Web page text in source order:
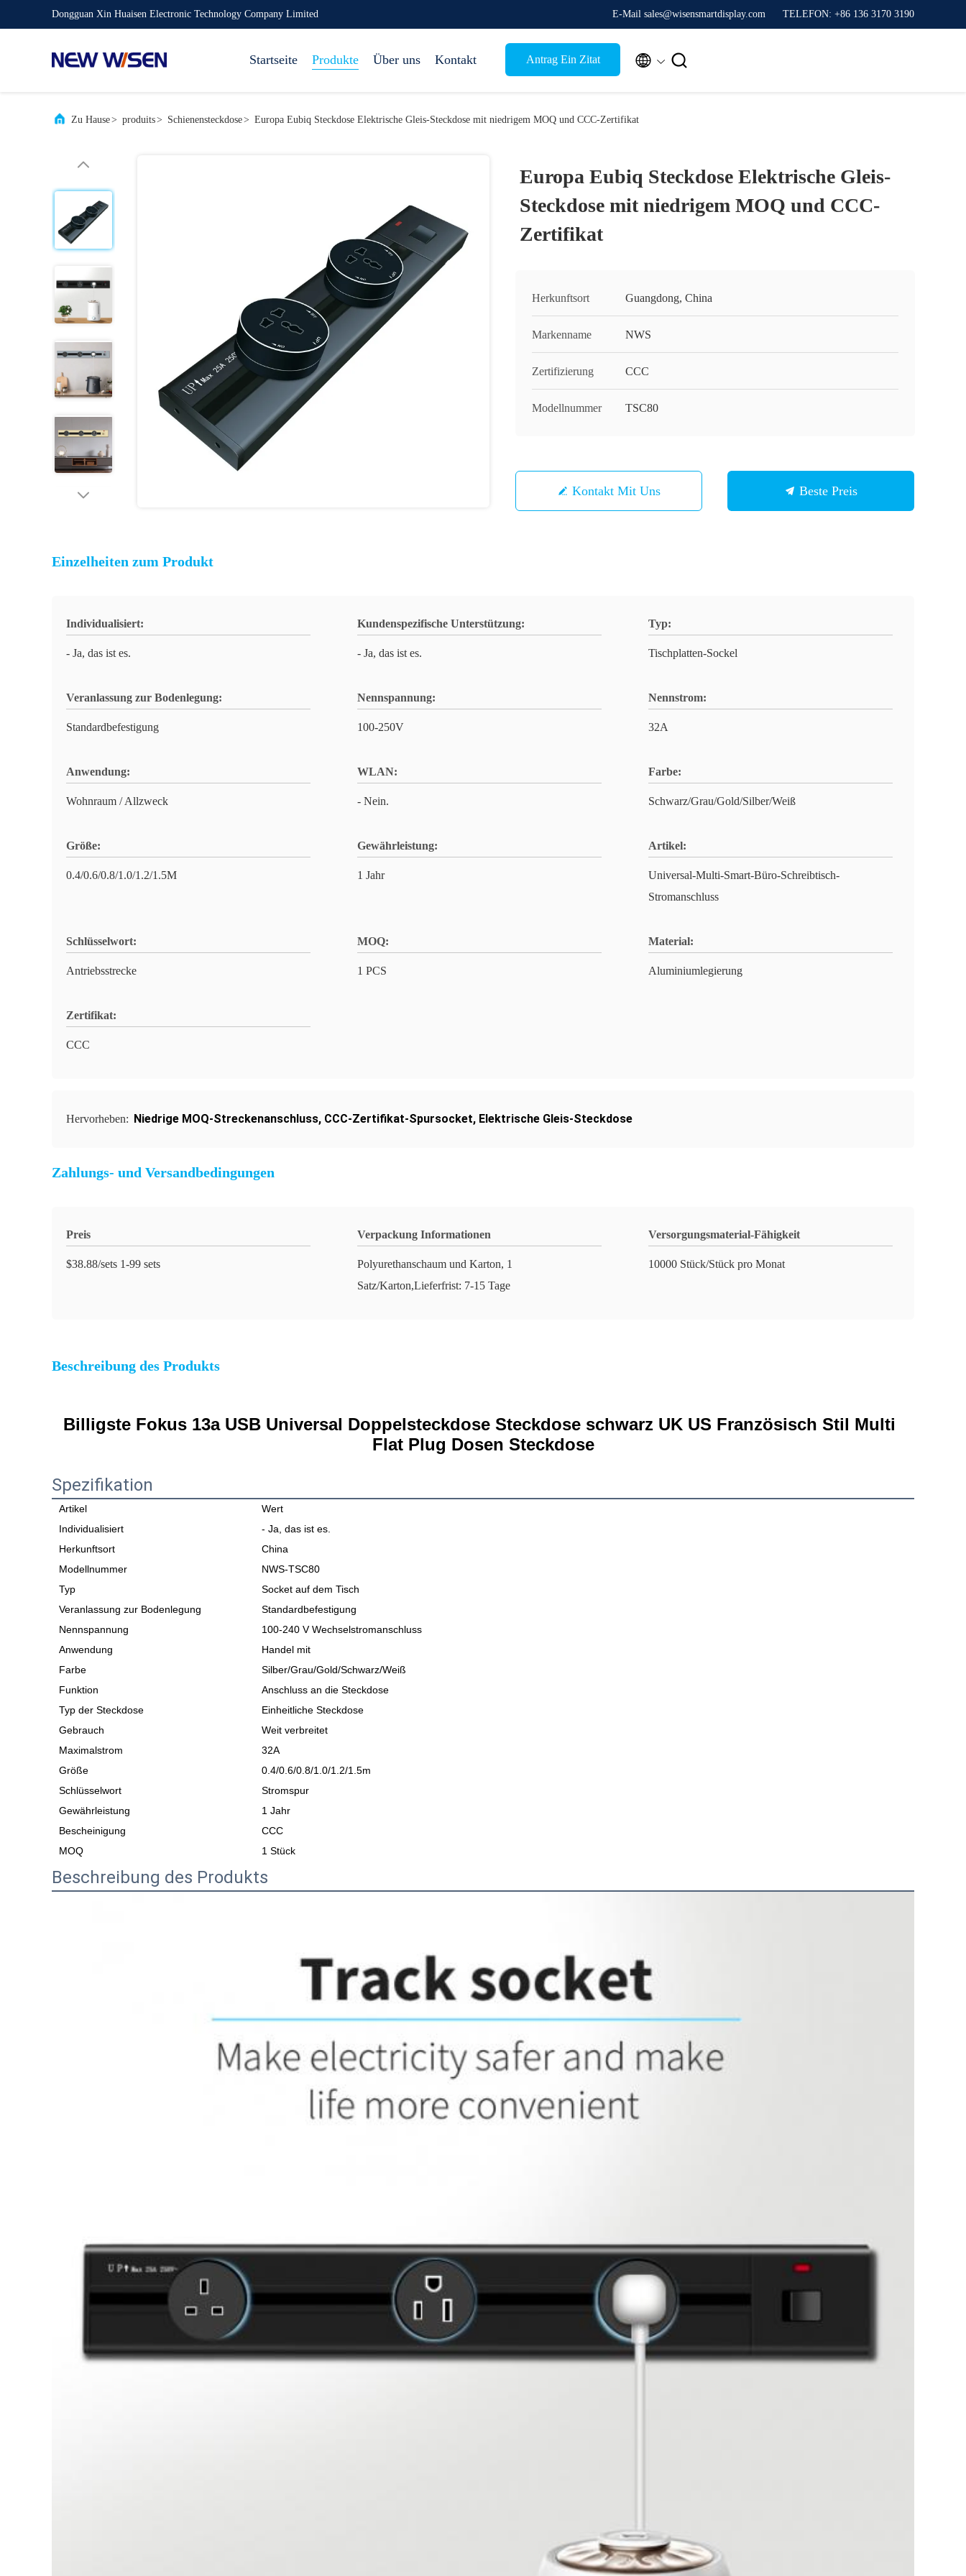
Dongguan Xin Huaisen Electronic Technology Company Limited E-Mail sales@wisensmartdisplay.com TELEFON: +86 136 3170 3190
Startseite Produkte Über uns Kontakt Antrag Ein Zitat  
Zu Hause> produits> Schienensteckdose> Europa Eubiq Steckdose Elektrische Gleis-Steckdose mit niedrigem MOQ und CCC-Zertifikat
Europa Eubiq Steckdose Elektrische Gleis-
Steckdose mit niedrigem MOQ und CCC-
Zertifikat
Herkunftsort Guangdong, China
Markenname NWS
Zertifizierung CCC
Modellnummer TSC80
Kontakt Mit Uns Beste Preis
Einzelheiten zum Produkt
Individualisiert:
- Ja, das ist es.
Kundenspezifische Unterstützung:
- Ja, das ist es.
Typ:
Tischplatten-Sockel
Veranlassung zur Bodenlegung:
Standardbefestigung
Nennspannung:
100-250V
Nennstrom:
32A
Anwendung:
Wohnraum / Allzweck
WLAN:
- Nein.
Farbe:
Schwarz/Grau/Gold/Silber/Weiß
Größe:
0.4/0.6/0.8/1.0/1.2/1.5M
Gewährleistung:
1 Jahr
Artikel:
Universal-Multi-Smart-Büro-Schreibtisch-
Stromanschluss
Schlüsselwort:
Antriebsstrecke
MOQ:
1 PCS
Material:
Aluminiumlegierung
Zertifikat:
CCC
Hervorheben: Niedrige MOQ-Streckenanschluss, CCC-Zertifikat-Spursocket, Elektrische Gleis-Steckdose
Zahlungs- und Versandbedingungen
Preis
$38.88/sets 1-99 sets
Verpackung Informationen
Polyurethanschaum und Karton, 1
Satz/Karton,Lieferfrist: 7-15 Tage
Versorgungsmaterial-Fähigkeit
10000 Stück/Stück pro Monat
Beschreibung des Produkts
Billigste Fokus 13a USB Universal Doppelsteckdose Steckdose schwarz UK US Französisch Stil Multi
Flat Plug Dosen Steckdose
Spezifikation
Artikel
Wert
Individualisiert
- Ja, das ist es.
Herkunftsort
China
Modellnummer
NWS-TSC80
Typ
Socket auf dem Tisch
Veranlassung zur Bodenlegung
Standardbefestigung
Nennspannung
100-240 V Wechselstromanschluss
Anwendung
Handel mit
Farbe
Silber/Grau/Gold/Schwarz/Weiß
Funktion
Anschluss an die Steckdose
Typ der Steckdose
Einheitliche Steckdose
Gebrauch
Weit verbreitet
Maximalstrom
32A
Größe
0.4/0.6/0.8/1.0/1.2/1.5m
Schlüsselwort
Stromspur
Gewährleistung
1 Jahr
Bescheinigung
CCC
MOQ
1 Stück
Beschreibung des Produkts